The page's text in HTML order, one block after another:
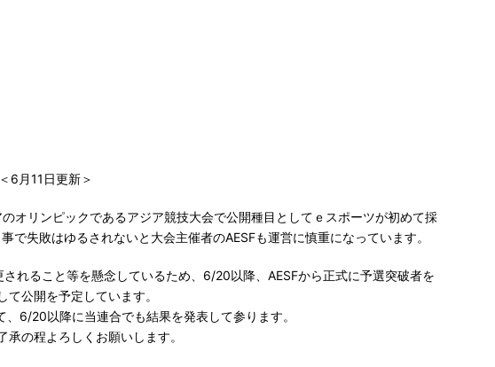
＜6月11日更新＞
オリンピックであるアジア競技大会で公開種目としてｅスポーツが初めて採
で失敗はゆるされないと大会主催者のAESFも運営に慎重になっています。
れること等を懸念しているため、 6/20以降、 AESFから正式に予選突破者を
て公開を予定しています。
6/20以降に当連合でも結果を発表して参ります。
承の程よろしくお願いします。